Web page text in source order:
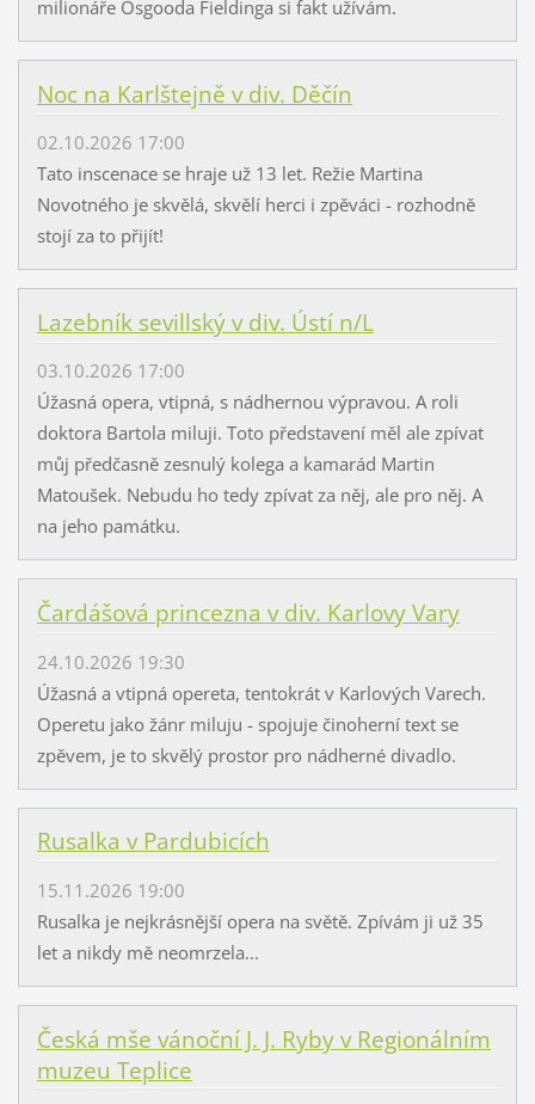
milionáře Osgooda Fieldinga si fakt užívám.
Noc na Karlštejně v div. Děčín
02.10.2026 17:00
Tato inscenace se hraje už 13 let. Režie Martina
Novotného je skvělá, skvělí herci i zpěváci - rozhodně
stojí za to přijít!
Lazebník sevillský v div. Ústí n/L
03.10.2026 17:00
Úžasná opera, vtipná, s nádhernou výpravou. A roli
doktora Bartola miluji. Toto představení měl ale zpívat
můj předčasně zesnulý kolega a kamarád Martin
Matoušek. Nebudu ho tedy zpívat za něj, ale pro něj. A
na jeho památku.
Čardášová princezna v div. Karlovy Vary
24.10.2026 19:30
Úžasná a vtipná opereta, tentokrát v Karlových Varech.
Operetu jako žánr miluju - spojuje činoherní text se
zpěvem, je to skvělý prostor pro nádherné divadlo.
Rusalka v Pardubicích
15.11.2026 19:00
Rusalka je nejkrásnější opera na světě. Zpívám ji už 35
let a nikdy mě neomrzela...
Česká mše vánoční J. J. Ryby v Regionálním
muzeu Teplice